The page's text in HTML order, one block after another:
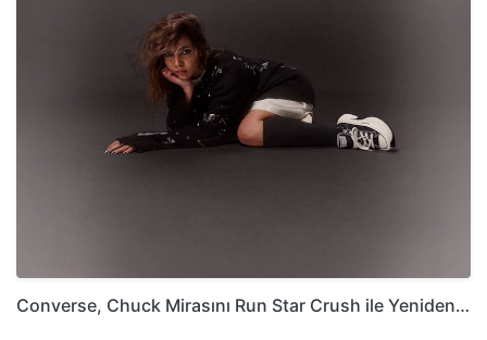
Converse, Chuck Mirasını Run Star Crush ile Yeniden…